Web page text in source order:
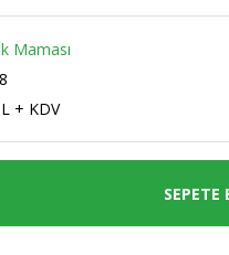
Maması
+ KDV
SEPETE